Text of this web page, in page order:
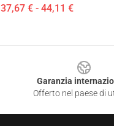
37,67 € - 44,11 €
Garanzia
Offerto nel paese di